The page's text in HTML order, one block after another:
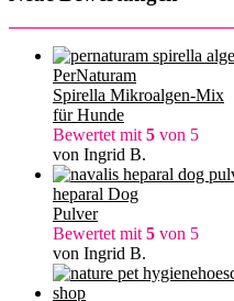
PerNaturam
Spirella Mikroalgen-Mix
für Hunde
Bewertet mit 5 von 5
von Ingrid B.
heparal Dog
Pulver
Bewertet mit 5 von 5
von Ingrid B.